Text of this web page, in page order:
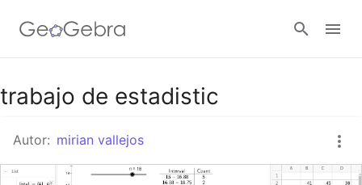
Google Classroom
GeoGebra Classroom
trabajo de estadistic
Autor: mirian vallejos